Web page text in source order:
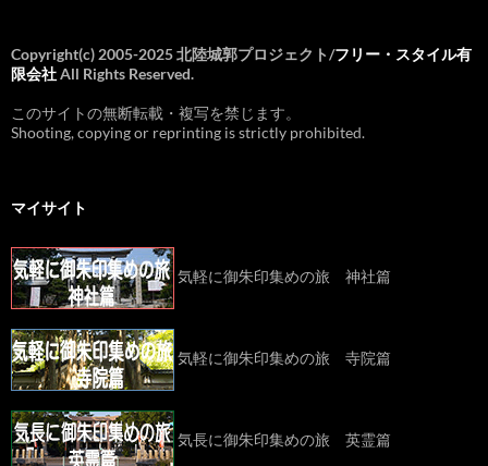
Copyright(c) 2005-2025 北陸城郭プロジェクト/フリー・スタイル有
限会社All Rights Reserved.
このサイトの無断転載・複写を禁じます。
Shooting, copying or reprinting is strictly prohibited.
マイサイト
気軽に御朱印集めの旅 神社篇
気軽に御朱印集めの旅 寺院篇
気長に御朱印集めの旅 英霊篇